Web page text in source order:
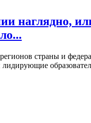
наглядно,
страны и